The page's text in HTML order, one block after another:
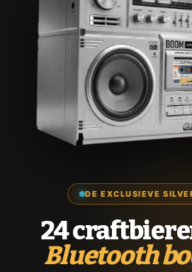
DE EXCLUSIEVE
24
Bluetooth